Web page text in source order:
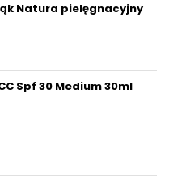
Natura pielęgnacyjny
Spf 30 Medium 30ml